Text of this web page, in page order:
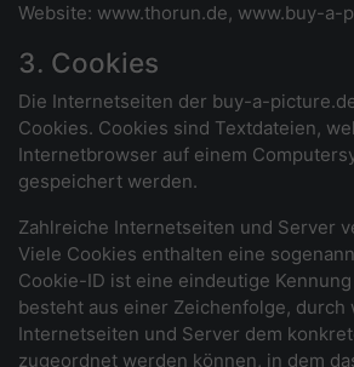
Website: www.thorun.de, www.buy-a-
3. Cookies
Die Internetseiten der buy-a-
Cookies. Cookies sind Textdateien,
Internetbrowser auf einem
gespeichert werden.
Zahlreiche Internetseiten und Server
Viele Cookies enthalten eine
Cookie-ID ist eine eindeutige
besteht aus einer Zeichenfolge, durch
Internetseiten und Server dem
zugeordnet werden können, in dem